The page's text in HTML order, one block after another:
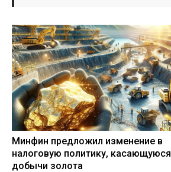
Минфин предложил изменение в
налоговую политику, касающуюся
добычи золота